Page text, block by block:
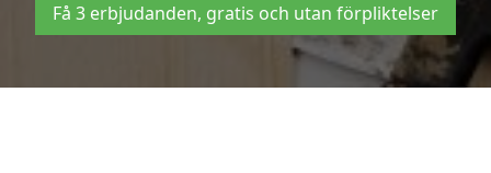
Få 3 erbjudanden, gratis och utan förpliktelser